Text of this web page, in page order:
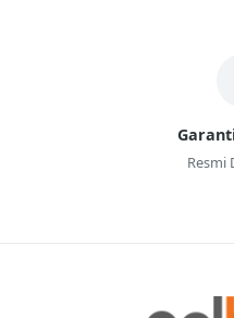
, hazır
aromatik ve lezzetli bir
yapmanızı sağlar.
Resmi